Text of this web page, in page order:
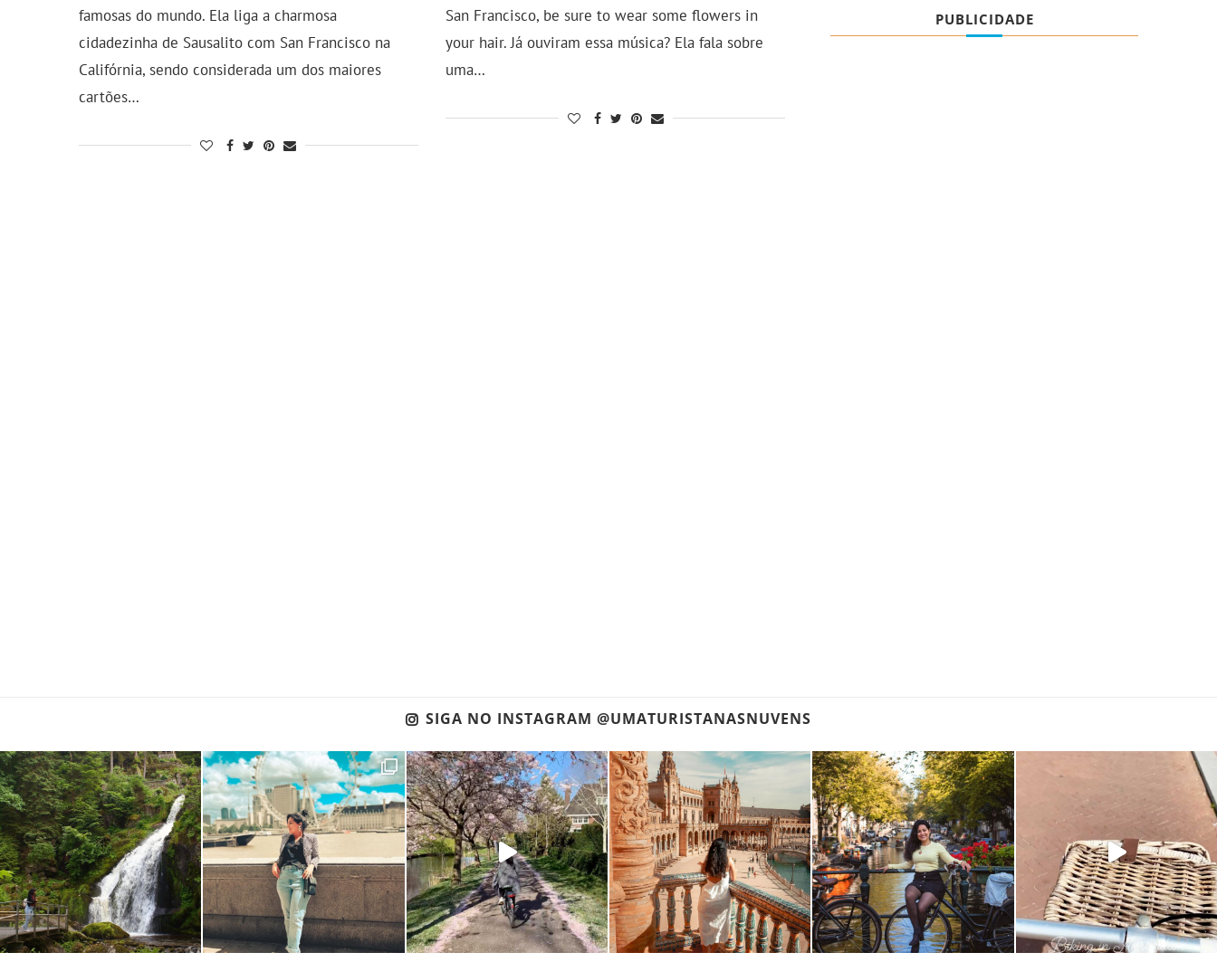
famosas do mundo. Ela liga a charmosa
cidadezinha de Sausalito com San Francisco na
Califórnia, sendo considerada um dos maiores
cartões…
San Francisco, be sure to wear some flowers in
your hair. Já ouviram essa música? Ela fala sobre
uma…
PUBLICIDADE
SIGA NO INSTAGRAM @UMATURISTANASNUVENS